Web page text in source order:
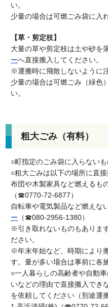
い。
少量の場合は可燃ごみ袋に入
【草・剪定枝】
大量の草や剪定枝は土や砂を
ーへ直接搬入してください。
※運搬時に飛散しないように
少量の場合は可燃ごみ（緑色
い。
粗大ごみ（有料）
○町指定のごみ袋に入らない
○粗大ごみは以下の場所に直接
布団や木製家具など燃えるも
（☎0770-72-6877）
自転車や電気製品など燃えな
ー （☎080-2956-1380）
※引き取れないものもありま
ださい。
※年末年始など、時期により
す。量が多い場合は事前に各
○一人暮らしの高齢者や自動
いなどの理由で直接搬入でき
を依頼してください（別途運